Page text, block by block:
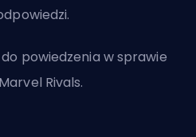
powiedzenia w sprawie
Rivals.